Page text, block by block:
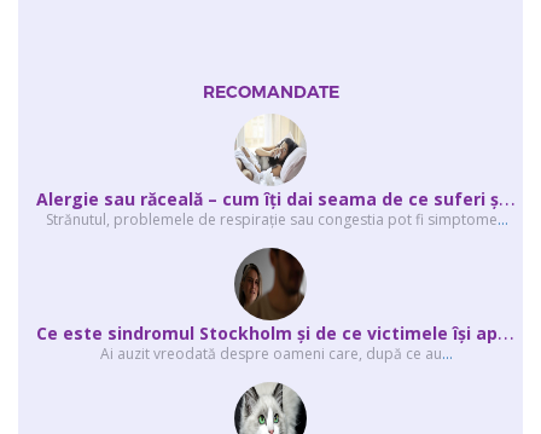
RECOMANDATE
A
lergie sau răceală – cum îţi dai seama de ce suferi și de ce conteaz...
Strănutul, problemele de respirație sau congestia pot fi simptome...
C
e este sindromul Stockholm și de ce victimele își apără agresorii.
Ai auzit vreodată despre oameni care, după ce au...